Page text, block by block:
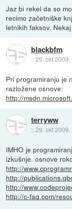
Jaz bi rekel da so
recimo začetniške
letnikih faksov.
blackbfm
::29. okt 2009,
Pri programiranju je
razložene osnove:
http://
terryww
::29. okt 2009,
IMHO je
izkušnje. osnove
http://
http://
http://
http://c-faq.com/